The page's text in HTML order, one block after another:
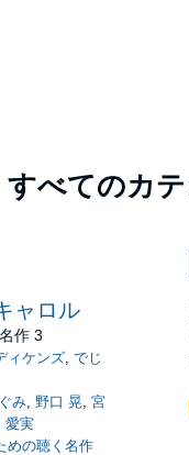
すべてのカ
ャロル
作 3
ィケンズ,でじ
み,野口 晃,宮
愛実
めの聴く名作